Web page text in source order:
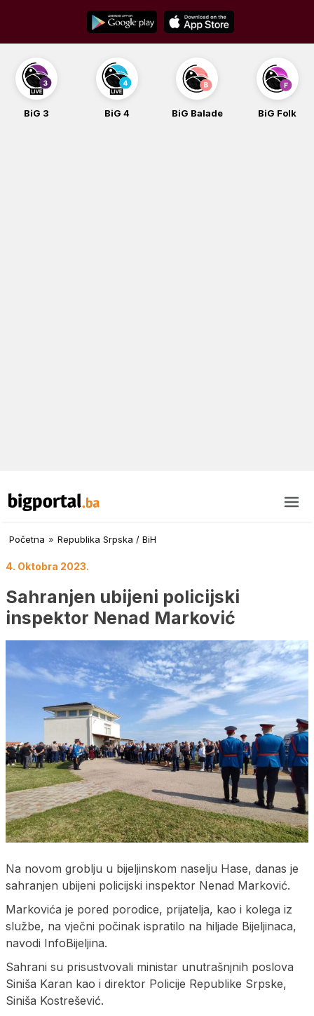
content
BiG 3 BiG 4 BiG Balade BiG Folk
Početna » Republika Srpska / BiH
4. Oktobra 2023.
Sahranjen ubijeni policijski
inspektor Nenad Marković
Na novom groblju u bijeljinskom naselju Hase, danas je
sahranjen ubijeni policijski inspektor Nenad Marković.
Markovića je pored porodice, prijatelja, kao i kolega iz
službe, na vječni počinak ispratilo na hiljade Bijeljinaca,
navodi InfoBijeljina.
Sahrani su prisustvovali ministar unutrašnjnih poslova
Siniša Karan kao i direktor Policije Republike Srpske,
Siniša Kostrešević.